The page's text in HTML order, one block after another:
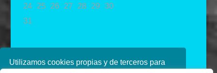
Utilizamos cookies propias y de terceros para
24
25 26 27 28 29 30
31